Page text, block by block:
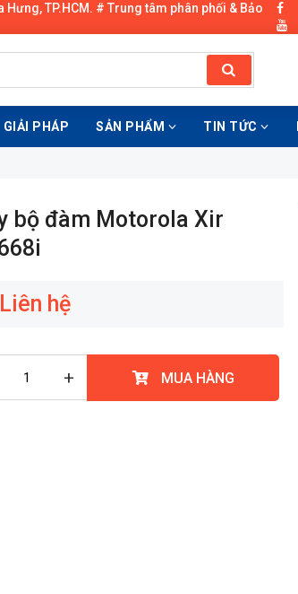
TP.HCM. # Trung tâm phân phối & Bảo
GIẢI PHÁP SẢN PHẨM TIN TỨC
bộ đàm Motorola Xir
Liên hệ
+ MUA HÀNG